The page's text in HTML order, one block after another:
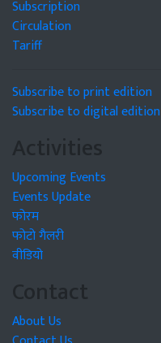
Subscription
Circulation
Tariff
Subscribe to print edition
Subscribe to digital edition
Activities
Upcoming Events
Events Update
फोरम
फोटो गैलरी
वीडियो
Contact
About Us